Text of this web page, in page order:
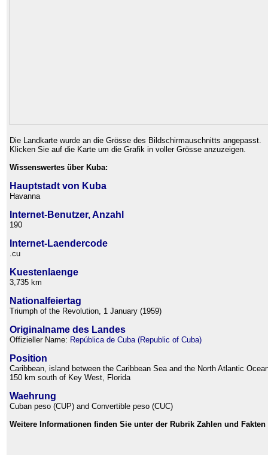
Die Landkarte wurde an die Grösse des Bildschirmauschnitts angepasst.
Klicken Sie auf die Karte um die Grafik in voller Grösse anzuzeigen.
Wissenswertes über Kuba:
Hauptstadt von Kuba
Havanna
Internet-Benutzer, Anzahl
190
Internet-Laendercode
.cu
Kuestenlaenge
3,735 km
Nationalfeiertag
Triumph of the Revolution, 1 January (1959)
Originalname des Landes
Offizieller Name: República de Cuba (Republic of Cuba)
Position
Caribbean, island between the Caribbean Sea and the North Atlantic
150 km south of Key West, Florida
Waehrung
Cuban peso (CUP) and Convertible peso (CUC)
Weitere Informationen finden Sie unter der Rubrik Zahlen und Fakten